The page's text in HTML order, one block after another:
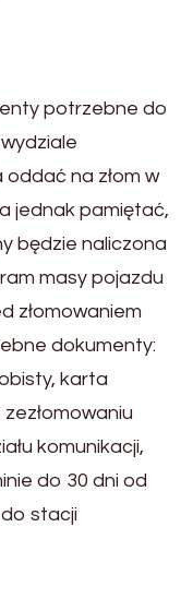
potrzebne do
na złom w
jednak pamiętać,
będzie naliczona
masy pojazdu
złomowaniem
dokumenty:
karta
komunikacji,
do 30 dni od
stacji